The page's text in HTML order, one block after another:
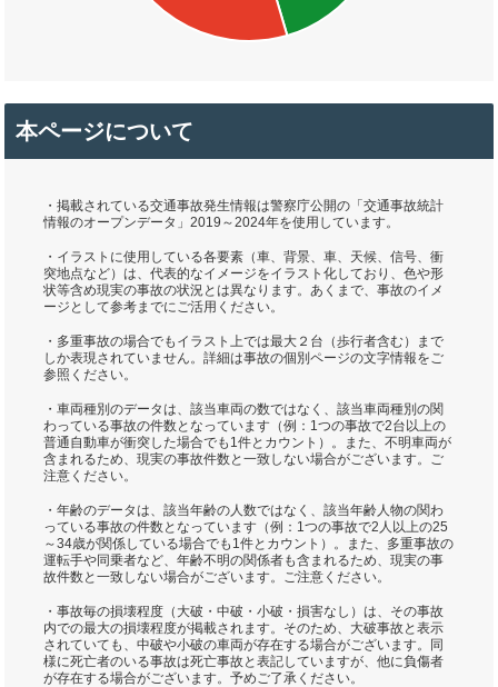
本ページについて
・掲載されている交通事故発生情報は警察庁公開の「交通事故統計
情報のオープンデータ」2019～2024年を使用しています。
・イラストに使用している各要素（車、背景、車、天候、信号、衝
突地点など）は、代表的なイメージをイラスト化しており、色や形
状等含め現実の事故の状況とは異なります。あくまで、事故のイメ
ージとして参考までにご活用ください。
・多重事故の場合でもイラスト上では最大２台（歩行者含む）まで
しか表現されていません。詳細は事故の個別ページの文字情報をご
参照ください。
・車両種別のデータは、該当車両の数ではなく、該当車両種別の関
わっている事故の件数となっています（例：1つの事故で2台以上の
普通自動車が衝突した場合でも1件とカウント）。また、不明車両が
含まれるため、現実の事故件数と一致しない場合がございます。ご
注意ください。
・年齢のデータは、該当年齢の人数ではなく、該当年齢人物の関わ
っている事故の件数となっています（例：1つの事故で2人以上の25
～34歳が関係している場合でも1件とカウント）。また、多重事故の
運転手や同乗者など、年齢不明の関係者も含まれるため、現実の事
故件数と一致しない場合がございます。ご注意ください。
・事故毎の損壊程度（大破・中破・小破・損害なし）は、その事故
内での最大の損壊程度が掲載されます。そのため、大破事故と表示
されていても、中破や小破の車両が存在する場合がございます。同
様に死亡者のいる事故は死亡事故と表記していますが、他に負傷者
が存在する場合がございます。予めご了承ください。